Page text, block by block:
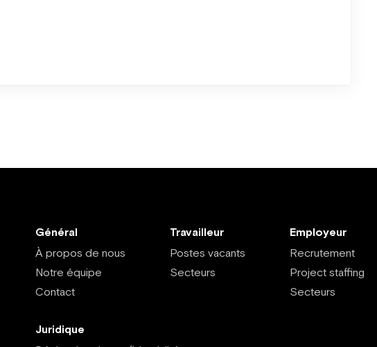
Général
À propos de nous
Notre équipe
Contact
Travailleur
Postes vacants
Secteurs
Employeur
Recrutement
Project staffing
Secteurs
Juridique